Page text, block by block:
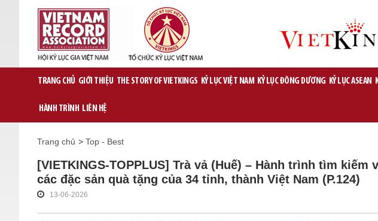
TRANG CHỦ GIỚI THIỆU THE STORY OF VIETKINGS KỶ LỤC VIỆT NAM KỶ LỤC ĐÔNG DƯƠNG KỶ LỤC ASEAN
HÀNH TRÌNH LIÊN HỆ
Trang chủ > Top - Best
[VIETKINGS-TOPPLUS] Trà vả (Huế) – Hành trình tìm kiếm
các đặc sản quà tặng của 34 tỉnh, thành Việt Nam (P.124)
13-06-2026